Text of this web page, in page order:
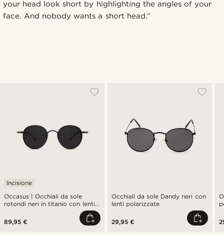
your head look short by highlighting the angles of your
face. And nobody wants a short head.”
Occasus | Occhiali da sole
rotondi neri in titanio con lenti
Incisione
89,95 €
Occhiali da sole Dandy neri con
lenti polarizzate
29,95 €